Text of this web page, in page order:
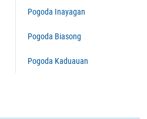
Pogoda Inayagan
Pogoda Biasong
Pogoda Kaduauan